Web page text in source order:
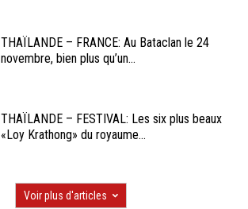
THAÏLANDE – FRANCE: Au Bataclan le 24
novembre, bien plus qu’un...
THAÏLANDE – FESTIVAL: Les six plus beaux
«Loy Krathong» du royaume...
Voir plus d'articles